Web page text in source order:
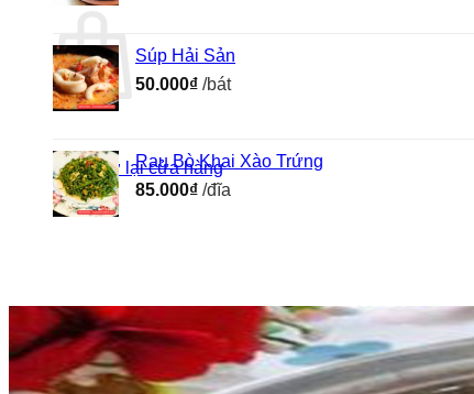
Quay trở lại cửa hàng
Súp Hải Sản
50.000₫ /bát
Rau Bò Khai Xào Trứng
85.000₫ /đĩa